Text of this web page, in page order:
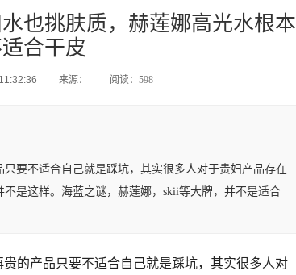
也挑肤质，赫莲娜高光水根本
合干皮
来源： 阅读：598
要不适合自己就是踩坑，其实很多人对于贵妇产品存在
是这样。海蓝之谜，赫莲娜，skii等大牌，并不是适合
的产品只要不适合自己就是踩坑，其实很多人对